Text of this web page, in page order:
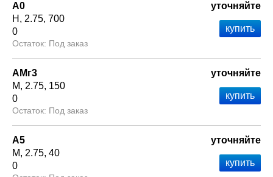
А0
Н
2.75 700
0
Под заказ
уточняйте
АМг3
М
2.75 150
0
Под заказ
уточняйте
А5
М
2.75 40
0
уточняйте